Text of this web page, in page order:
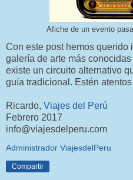
Afiche de un evento
Con este post hemos querido
galería de arte más
existe un circuito alternativo
guía tradicional. Estén
Ricardo, Viajes del Perú
Febrero 2017
info@viajesdelperu.com
Administrador ViajesdelPeru
Compartir